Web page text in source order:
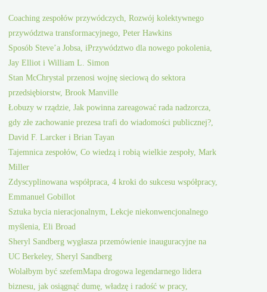
Coaching zespołów przywódczych, Rozwój kolektywnego
przywództwa transformacyjnego, Peter Hawkins
Sposób Steve’a Jobsa, iPrzywództwo dla nowego pokolenia,
Jay Elliot i William L. Simon
Stan McChrystal przenosi wojnę sieciową do sektora
przedsiębiorstw, Brook Manville
Łobuzy w rządzie, Jak powinna zareagować rada nadzorcza,
gdy złe zachowanie prezesa trafi do wiadomości publicznej?,
David F. Larcker i Brian Tayan
Tajemnica zespołów, Co wiedzą i robią wielkie zespoły, Mark
Miller
Zdyscyplinowana współpraca, 4 kroki do sukcesu współpracy,
Emmanuel Gobillot
Sztuka bycia nieracjonalnym, Lekcje niekonwencjonalnego
myślenia, Eli Broad
Sheryl Sandberg wygłasza przemówienie inauguracyjne na
UC Berkeley, Sheryl Sandberg
Wolałbym być szefemMapa drogowa legendarnego lidera
biznesu, jak osiągnąć dumę, władzę i radość w pracy,